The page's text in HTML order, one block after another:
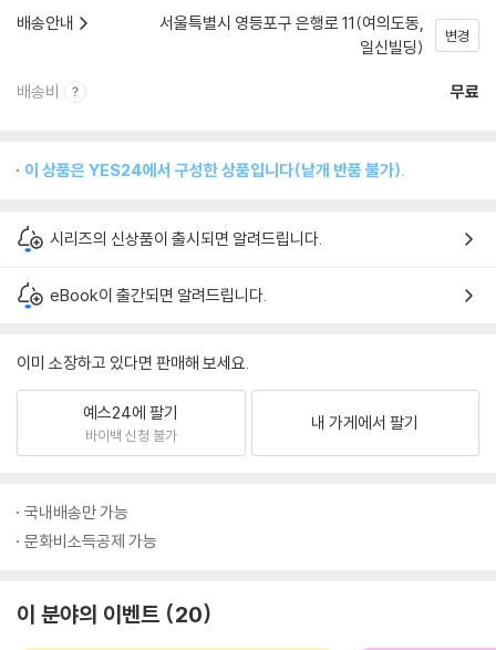
배송안내
서울특별시 영등포구 은행로 11(여의도동,
일신빌딩)
변경
배송비 무료
이 상품은 YES24에서 구성한 상품입니다(낱개 반품 불가).
시리즈의 신상품이 출시되면 알려드립니다.
eBook이 출간되면 알려드립니다.
이미 소장하고 있다면 판매해 보세요.
예스24에 팔기
바이백 신청 불가
내 가게에서 팔기
국내배송만 가능
문화비소득공제 가능
이 분야의 이벤트 20